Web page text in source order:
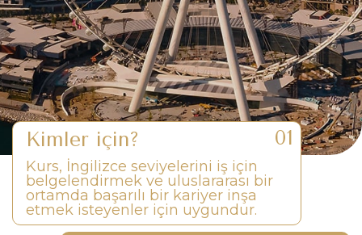
Kimler için?
Kurs, İngilizce seviyelerini iş için
belgelendirmek ve uluslararası bir
ortamda başarılı bir kariyer inşa
etmek isteyenler için uygundur.